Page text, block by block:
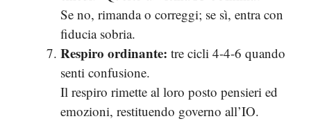
Se no, rimanda o correggi; se sì, entra con
fiducia sobria.
Respiro ordinante: tre cicli 4-4-6 quando
senti confusione.
Il respiro rimette al loro posto pensieri ed
emozioni, restituendo governo all’IO.